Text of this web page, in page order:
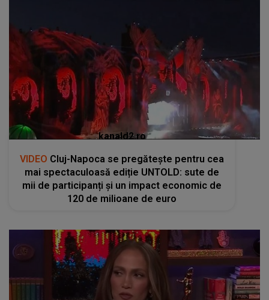
kanald2.ro
VIDEO Cluj-Napoca se pregătește pentru cea
mai spectaculoasă ediție UNTOLD: sute de
mii de participanți și un impact economic de
120 de milioane de euro